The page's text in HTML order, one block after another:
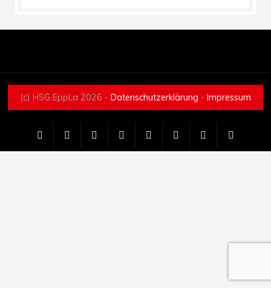
(c) HSG EppLa 2026 - Datenschutzerklärung - Impressum